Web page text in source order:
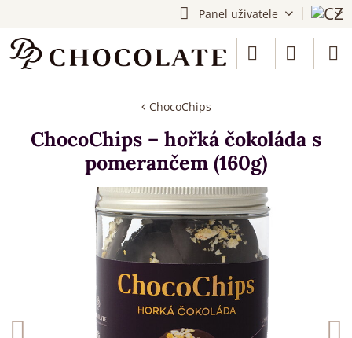
Panel uživatele
ChocoChips
ChocoChips – hořká čokoláda s
pomerančem (160g)